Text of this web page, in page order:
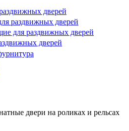
дверей
раздвижных дверей
для раздвижных дверей
дверей
двери на роликах и рельсах